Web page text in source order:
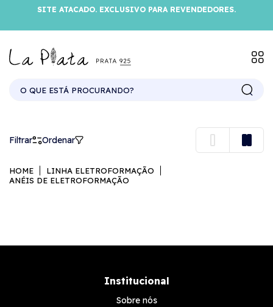
SITE ATACADO. EXCLUSIVO PARA REVENDEDORES.
Filtrar Ordenar
HOME
LINHA ELETROFORMAÇÃO
ANÉIS DE ELETROFORMAÇÃO
Institucional
Sobre nós